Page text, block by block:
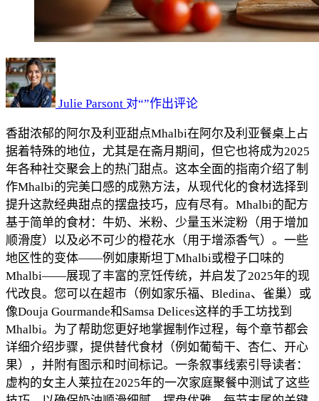
Julie Parsont 对“比：
年
掌
握
这
道
传
统
阿
尔
及
利
亚
甜
点
的
”作出评论
香甜浓郁的阿尔及利亚甜点Mhalbi在阿尔及利亚餐桌上占
据着特殊的地位，尤其是在斋月期间，但它也将成为2025
年各种社交聚会上的热门甜点。这本全面的指南介绍了制
作Mhalbi的完美口感的成熟方法，从现代化的食材选择到
提升这款经典甜点的摆盘技巧，应有尽有。Mhalbi的配方
基于简单的食材：牛奶、米粉、少量玉米淀粉（用于增加
顺滑度）以及必不可少的橙花水（用于增添香气）。一些
地区性的变体——例如康斯坦丁Mhalbi或橙子口味的
Mhalbi——展现了丰富的烹饪传统，并启发了2025年的现
代改良。您可以在超市（例如家乐福、Bledina、雀巢）或
像Douja Gourmande和Samsa Delices这样的手工坊找到
Mhalbi。为了帮助您更好地掌握制作过程，每个章节都会
详细介绍步骤，提供替代食材（例如葡萄干、杏仁、开心
果），并附有图示和时间标记。一条叙事线索引导读者：
虚构的女主人莱拉在2025年的一次家庭聚餐中测试了这些